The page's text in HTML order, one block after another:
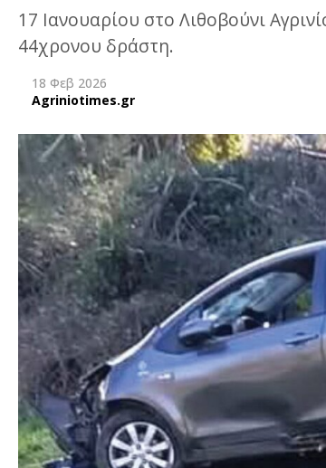
17 Ιανουαρίου στο Λιθοβούνι
44χρονου δράστη.
18 Φεβ 2026
Agriniotimes.gr